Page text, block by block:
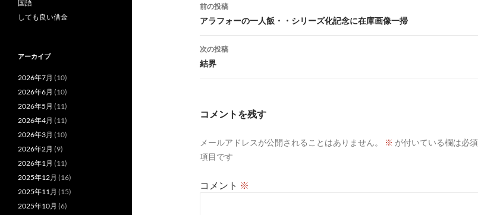
稿
ナ
ビ
ゲ
ョ
前の投稿
アラフォーの一人飯・・シリーズ化記念に在庫画像一掃
次の投稿
結界
コメントを残す
メールアドレスが公開されることはありません。 ※ が付いている欄は必須
項目です
コメント ※
国語
しても良い借金
アーカイブ
2026年7月 (10)
2026年6月 (10)
2026年5月 (11)
2026年4月 (11)
2026年3月 (10)
2026年2月 (9)
2026年1月 (11)
2025年12月 (16)
2025年11月 (15)
2025年10月 (6)